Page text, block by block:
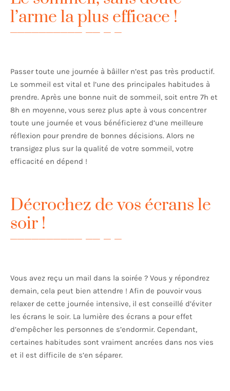
l’arme la plus efficace !
Passer toute une journée à bâiller n’est pas très productif.
Le sommeil est vital et l’une des principales habitudes à
prendre. Après une bonne nuit de sommeil, soit entre 7h et
8h en moyenne, vous serez plus apte à vous concentrer
toute une journée et vous bénéficierez d’une meilleure
réflexion pour prendre de bonnes décisions. Alors ne
transigez plus sur la qualité de votre sommeil, votre
efficacité en dépend !
Décrochez de vos écrans le
soir !
Vous avez reçu un mail dans la soirée ? Vous y répondrez
demain, cela peut bien attendre ! Afin de pouvoir vous
relaxer de cette journée intensive, il est conseillé d’éviter
les écrans le soir. La lumière des écrans a pour effet
d’empêcher les personnes de s’endormir. Cependant,
certaines habitudes sont vraiment ancrées dans nos vies
et il est difficile de s’en séparer.